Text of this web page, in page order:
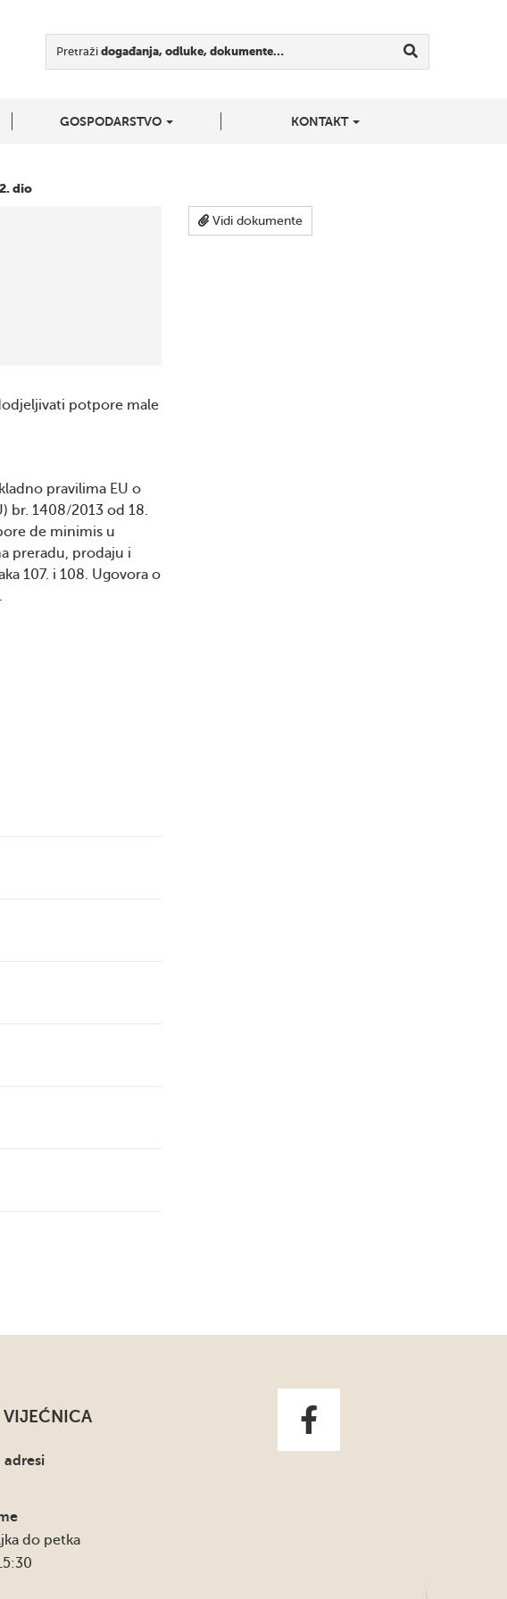
Pretraži događanja, odluke, dokumente…
GOSPODARSTVO KONTAKT
dio
potpore male
pravilima EU o
br. 1408/2013 od 18.
de minimis u
preradu, prodaju i
107. i 108. Ugovora o
Vidi dokumente
VIJEĆNICA
adresi
do petka